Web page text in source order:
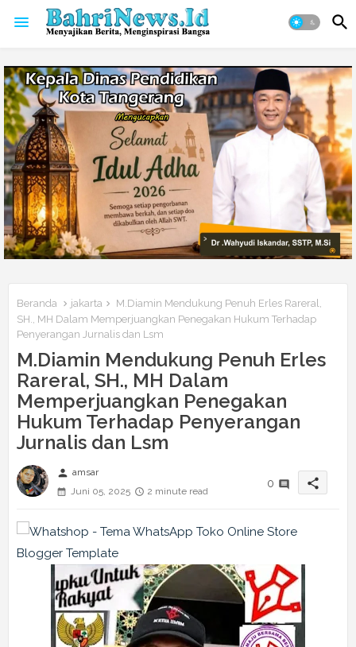
Beranda jakarta
M.Diamin Mendukung Penuh Erles Rareral,
SH., MH Dalam Memperjuangkan Penegakan Hukum Terhadap
Penyerangan Jurnalis dan Lsm
M.Diamin Mendukung Penuh Erles
Rareral, SH., MH Dalam
Memperjuangkan Penegakan
Hukum Terhadap Penyerangan
Jurnalis dan Lsm
person amsar
Juni 05, 2025
2 minute read
0 share